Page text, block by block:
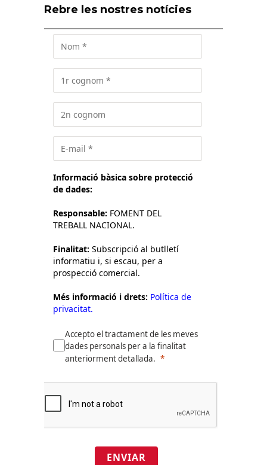
Rebre les nostres notícies
Informació bàsica sobre protecció
de dades:
Responsable: FOMENT DEL
TREBALL NACIONAL.
Finalitat: Subscripció al butlletí
informatiu i, si escau, per a
prospecció comercial.
Més informació i drets: Política de
privacitat.
Accepto el tractament de les meves
dades personals per a la finalitat
anteriorment detallada.
ENVIAR